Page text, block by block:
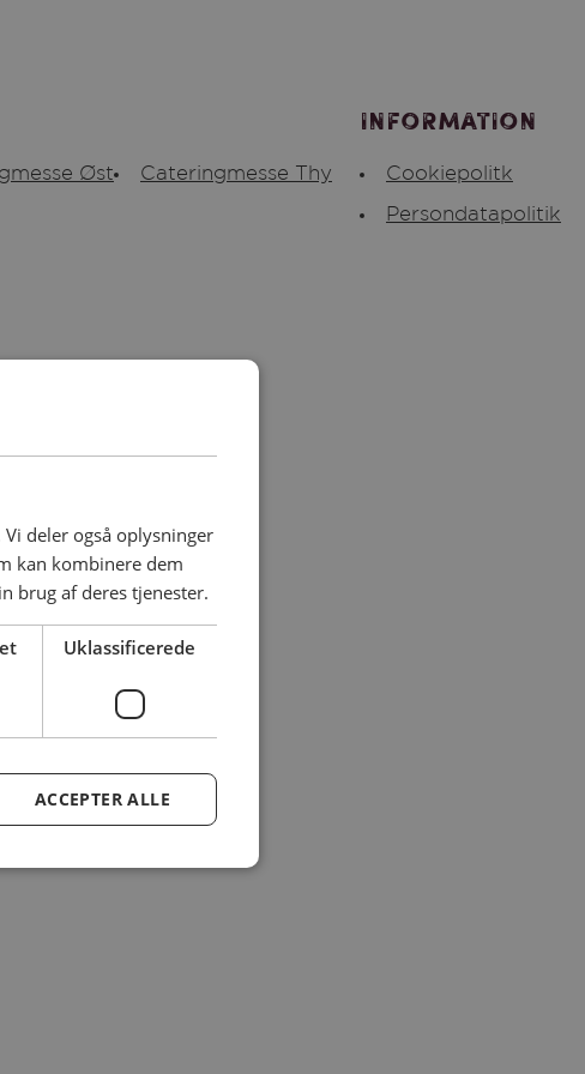
Øst Cateringmesse Thy
Information
Cookiepolitk
Persondatapolitik
deler også oplysninger
kan kombinere dem
brug af deres tjenester.
Uklassificerede
ACCEPTER ALLE